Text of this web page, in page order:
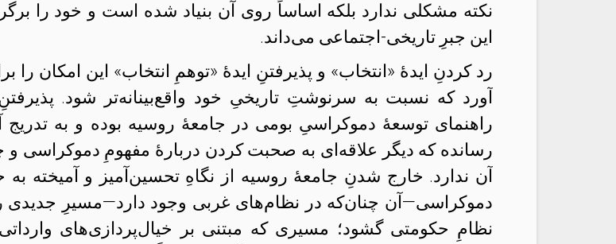
نکته مشکلی ندارد بلکه اساساً روی آن بنیاد شده است و خود را
این جبرِ تاریخی-اجتماعی می‌داند.
رد کردنِ ایدهٔ «انتخاب» و پذیرفتنِ ایدهٔ «توهمِ انتخاب» این امکان را
آورد که نسبت به سرنوشتِ تاریخیِ خود واقع‌بینانه‌تر شود.
راهنمای توسعهٔ دموکراسیِ بومی در جامعهٔ روسیه بوده و به تدریج
رسانده که دیگر علاقه‌ای به صحبت کردن دربارهٔ مفهومِ دموکراسی و
آن ندارد. خارج شدنِ جامعهٔ روسیه از نگاهِ تحسین‌آمیز و آمیخته
دموکراسی—آن چنان‌که در نظام‌های غربی وجود دارد—مسیرِ جدیدی
نظامِ حکومتی گشود؛ مسیری که مبتنی بر خیال‌پردازی‌های